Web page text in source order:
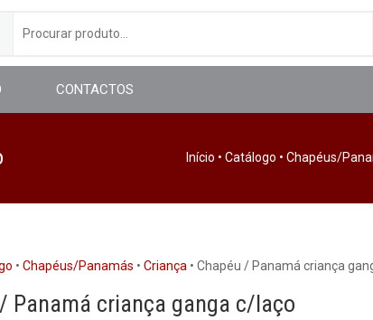
CONTACTOS
Início • Catálogo • Chapéus/
• Chapéus/Panamás • Criança • Chapéu / Panamá criança
Panamá criança ganga c/laço